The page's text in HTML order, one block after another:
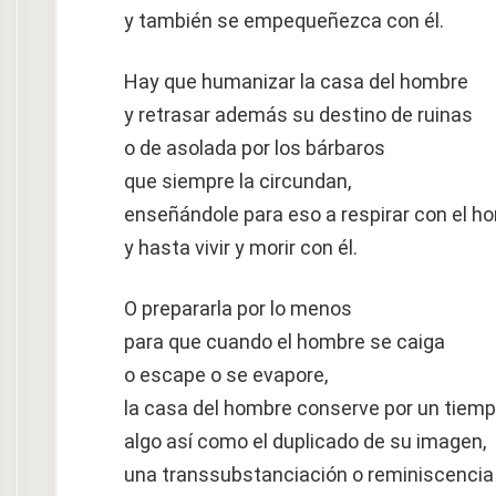
y también se empequeñezca con él.
Hay que humanizar la casa del hombre
y retrasar además su destino de ruinas
o de asolada por los bárbaros
que siempre la circundan,
enseñándole para eso a respirar con el
y hasta vivir y morir con él.
O prepararla por lo menos
para que cuando el hombre se caiga
o escape o se evapore,
la casa del hombre conserve por un
algo así como el duplicado de su imagen,
una transsubstanciación o reminiscencia